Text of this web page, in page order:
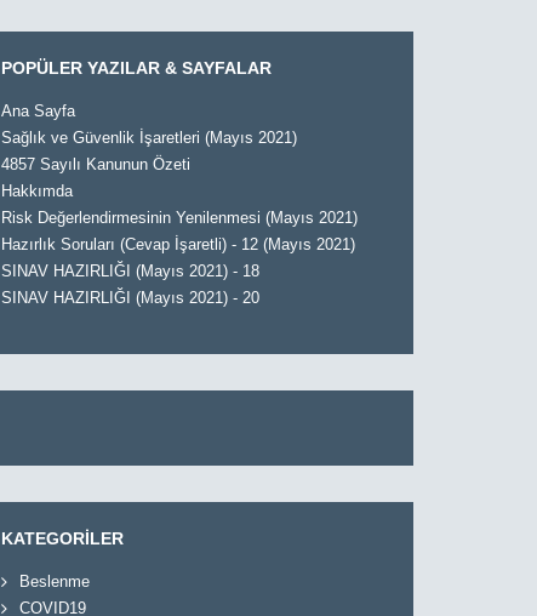
POPÜLER YAZILAR & SAYFALAR
Ana Sayfa
Sağlık ve Güvenlik İşaretleri (Mayıs 2021)
4857 Sayılı Kanunun Özeti
Hakkımda
Risk Değerlendirmesinin Yenilenmesi (Mayıs 2021)
Hazırlık Soruları (Cevap İşaretli) - 12 (Mayıs 2021)
SINAV HAZIRLIĞI (Mayıs 2021) - 18
SINAV HAZIRLIĞI (Mayıs 2021) - 20
KATEGORİLER
Beslenme
COVID19